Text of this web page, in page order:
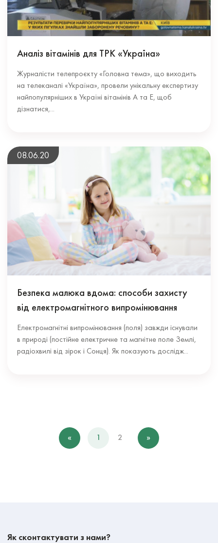
Аналіз вітамінів для ТРК «Україна»
Журналісти телепроєкту «Головна тема», що виходить
на телеканалі «Україна», провели унікальну експертизу
найпопулярніших в Україні вітамінів А та Е, щоб
дізнатися,...
08.06.20
Безпека малюка вдома: способи захисту
від електромагнітного випромінювання
Електромагнітні випромінювання (поля) завжди існували
в природі (постійне електричне та магнітне поле Землі,
радіохвилі від зірок і Сонця). Як показують дослідж...
« 1 2 »
Як сконтактувати з нами?